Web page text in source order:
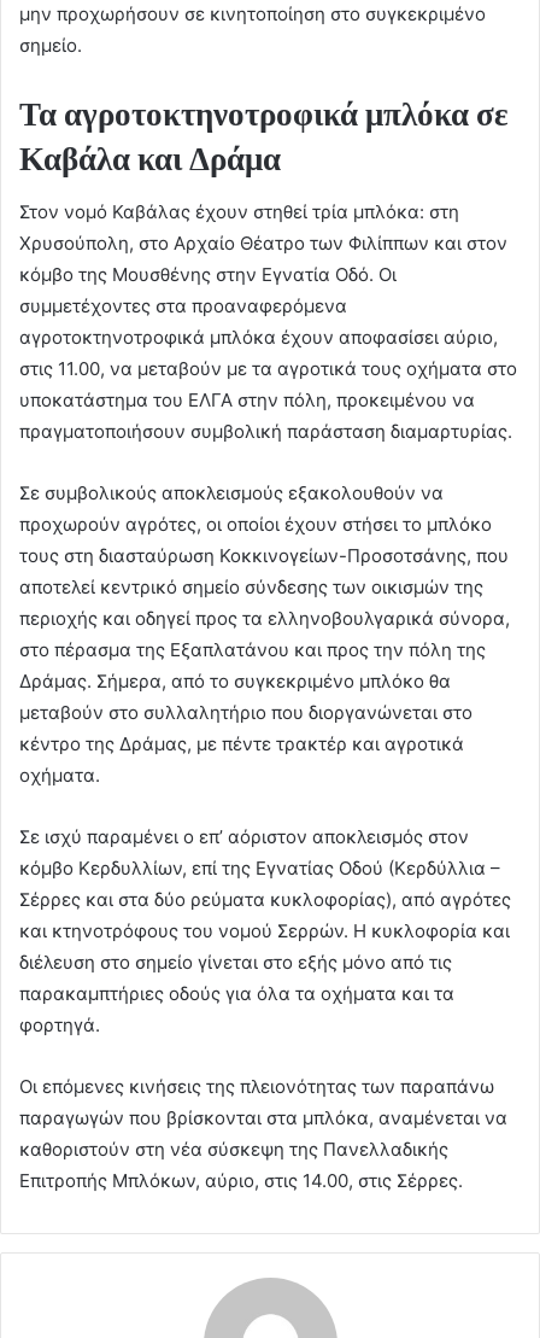
μην προχωρήσουν σε κινητοποίηση στο συγκεκριμένο
σημείο.
Τα αγροτοκτηνοτροφικά μπλόκα σε
Καβάλα και Δράμα
Στον νομό Καβάλας έχουν στηθεί τρία μπλόκα: στη
Χρυσούπολη, στο Αρχαίο Θέατρο των Φιλίππων και στον
κόμβο της Μουσθένης στην Εγνατία Οδό. Οι
συμμετέχοντες στα προαναφερόμενα
αγροτοκτηνοτροφικά μπλόκα έχουν αποφασίσει αύριο,
στις 11.00, να μεταβούν με τα αγροτικά τους οχήματα στο
υποκατάστημα του ΕΛΓΑ στην πόλη, προκειμένου να
πραγματοποιήσουν συμβολική παράσταση διαμαρτυρίας.
Σε συμβολικούς αποκλεισμούς εξακολουθούν να
προχωρούν αγρότες, οι οποίοι έχουν στήσει το μπλόκο
τους στη διασταύρωση Κοκκινογείων-Προσοτσάνης, που
αποτελεί κεντρικό σημείο σύνδεσης των οικισμών της
περιοχής και οδηγεί προς τα ελληνοβουλγαρικά σύνορα,
στο πέρασμα της Εξαπλατάνου και προς την πόλη της
Δράμας. Σήμερα, από το συγκεκριμένο μπλόκο θα
μεταβούν στο συλλαλητήριο που διοργανώνεται στο
κέντρο της Δράμας, με πέντε τρακτέρ και αγροτικά
οχήματα.
Σε ισχύ παραμένει ο επ’ αόριστον αποκλεισμός στον
κόμβο Κερδυλλίων, επί της Εγνατίας Οδού (Κερδύλλια –
Σέρρες και στα δύο ρεύματα κυκλοφορίας), από αγρότες
και κτηνοτρόφους του νομού Σερρών. Η κυκλοφορία και
διέλευση στο σημείο γίνεται στο εξής μόνο από τις
παρακαμπτήριες οδούς για όλα τα οχήματα και τα
φορτηγά.
Οι επόμενες κινήσεις της πλειονότητας των παραπάνω
παραγωγών που βρίσκονται στα μπλόκα, αναμένεται να
καθοριστούν στη νέα σύσκεψη της Πανελλαδικής
Επιτροπής Μπλόκων, αύριο, στις 14.00, στις Σέρρες.